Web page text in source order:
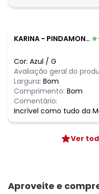
KARINA - PINDAMONHANGABA - SP
Cor: Azul / G
Avaliação geral do
Largura: Bom
Comprimento: Bom
Comentário:
Incrível como tudo da
Ver
Aproveite e